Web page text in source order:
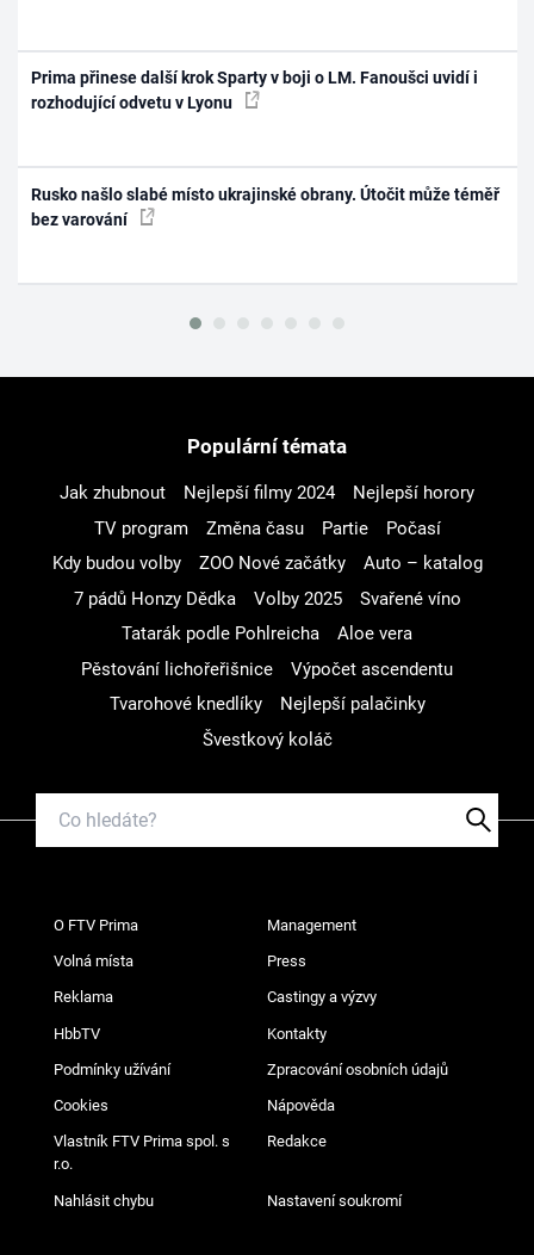
Prima přinese další krok Sparty v boji o LM. Fanoušci uvidí i
rozhodující odvetu v Lyonu
Rusko našlo slabé místo ukrajinské obrany. Útočit může téměř
bez varování
Populární témata
Jak zhubnout Nejlepší filmy 2024
Nejlepší horory
TV program
Změna času Partie
Počasí
Kdy budou volby
ZOO Nové začátky
Auto – katalog
7 pádů Honzy Dědka
Volby 2025
Svařené víno
Tatarák podle Pohlreicha
Aloe vera
Pěstování lichořeřišnice
Výpočet ascendentu
Tvarohové knedlíky
Nejlepší palačinky
Švestkový koláč
O FTV Prima Management
Volná místa Press
Reklama Castingy a výzvy
HbbTV Kontakty
Podmínky užívání Zpracování osobních údajů
Cookies Nápověda
Vlastník FTV Prima spol. s
r.o.
Redakce
Nahlásit chybu Nastavení soukromí